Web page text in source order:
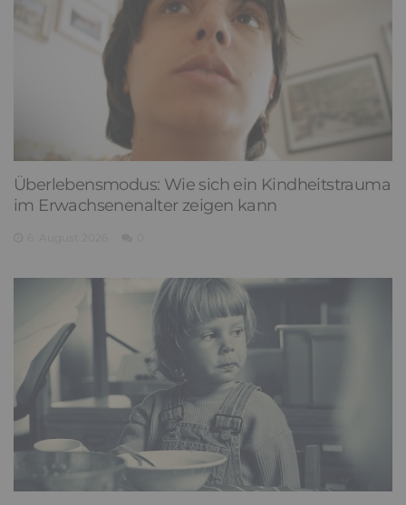
Überlebensmodus: Wie sich ein Kindheitstrauma
im Erwachsenenalter zeigen kann